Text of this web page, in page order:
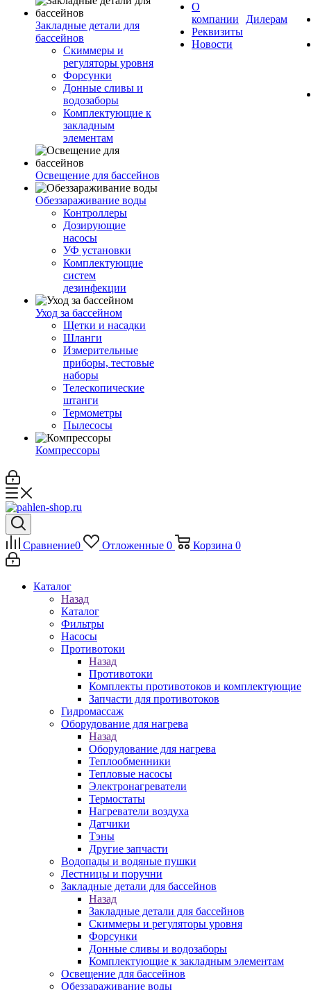
Закладные детали для
бассейнов
Скиммеры и
регуляторы уровня
Форсунки
Донные сливы и
водозаборы
Комплектующие к
закладным
элементам
Освещение для бассейнов
Обеззараживание воды
Контроллеры
Дозирующие
насосы
УФ установки
Комплектующие
систем
дезинфекции
Уход за бассейном
Щетки и насадки
Шланги
Измерительные
приборы, тестовые
наборы
Телескопические
штанги
Термометры
Пылесосы
Компрессоры
О
компании
Реквизиты
Новости
Дилерам
Сравнение0 Отложенные 0 Корзина 0
Каталог
Назад
Каталог
Фильтры
Насосы
Противотоки
Назад
Противотоки
Комплекты противотоков и комплектующие
Запчасти для противотоков
Гидромассаж
Оборудование для нагрева
Назад
Оборудование для нагрева
Теплообменники
Тепловые насосы
Электронагреватели
Термостаты
Нагреватели воздуха
Датчики
Тэны
Другие запчасти
Водопады и водяные пушки
Лестницы и поручни
Закладные детали для бассейнов
Назад
Закладные детали для бассейнов
Скиммеры и регуляторы уровня
Форсунки
Донные сливы и водозаборы
Комплектующие к закладным элементам
Освещение для бассейнов
Обеззараживание воды